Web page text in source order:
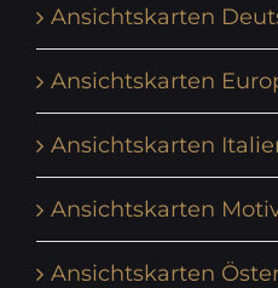
Ansichtskarten
Ansichtskarten
Ansichtskarten
Ansichtskarten
Ansichtskarten